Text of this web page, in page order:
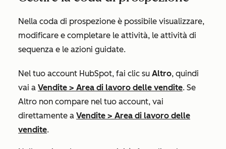
Nella coda di prospezione è possibile visualizzare,
modificare e completare le attività, le attività di
sequenza e le azioni guidate.
Nel tuo account HubSpot, fai clic su Altro, quindi
vai a Vendite > Area di lavoro delle vendite. Se
Altro non compare nel tuo account, vai
direttamente a Vendite > Area di lavoro delle
vendite.